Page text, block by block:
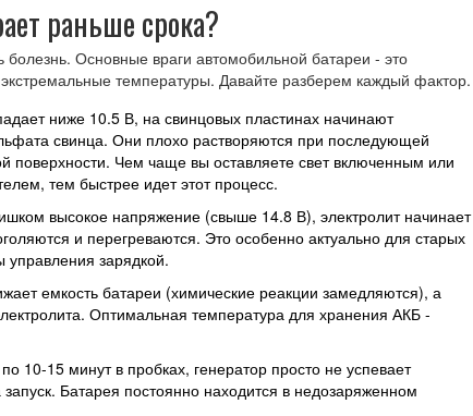
раньше срока?
Основные враги автомобильной батареи - это
температуры. Давайте разберем каждый фактор.
ниже 10.5 В, на свинцовых пластинах начинают
свинца. Они плохо растворяются при последующей
поверхности. Чем чаще вы оставляете свет включенным или
тем быстрее идет этот процесс.
высокое напряжение (свыше 14.8 В), электролит начинает
и перегреваются. Это особенно актуально для старых
зарядкой.
емкость батареи (химические реакции замедляются), а
Оптимальная температура для хранения АКБ -
10-15 минут в пробках, генератор просто не успевает
Батарея постоянно находится в недозаряженном